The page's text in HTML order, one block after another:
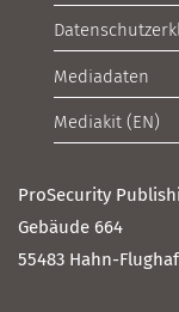
Mediadaten
Mediakit (EN)
ProSecurity
Gebäude 664
55483 Hahn-